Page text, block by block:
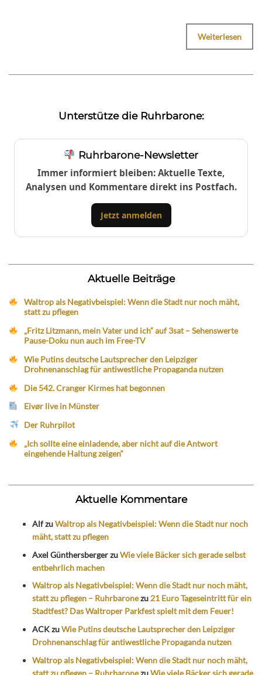
Weiterlesen
Unterstütze die Ruhrbarone:
Ruhrbarone-Newsletter
Immer informiert bleiben: Aktuelle Texte,
Analysen und Kommentare direkt ins Postfach.
Jetzt anmelden
Aktuelle Beiträge
Waltrop als Negativbeispiel: Wenn die Stadt nur noch mäht,
statt zu pflegen
„Fritz Litzmann, mein Vater und ich“ auf 3sat – Sehenswerte
Pause-Doku nun auch im Free-TV
Wie Putins deutsche Lautsprecher den Leipziger
Drohnenanschlag für antiwestliche Propaganda nutzen
Die 542. Cranger Kirmes hat begonnen
Eivør live in Münster
Der Ruhrpilot
„Ich sollte eine einladende, aber nicht auf die Antwort
eingehende Haltung zeigen“
Aktuelle Kommentare
AlfzuWaltrop als Negativbeispiel: Wenn die Stadt nur noch
mäht, statt zu pflegen
Axel GünthersbergerzuWie viele Bäcker sich gerade selbst
entbehrlich machen
Waltrop als Negativbeispiel: Wenn die Stadt nur noch mäht,
statt zu pflegen – Ruhrbaronezu 21 Euro Tageseintritt für ein
Stadtfest? Das Waltroper Parkfest spielt mit dem Feuer!
ACKzuWie Putins deutsche Lautsprecher den Leipziger
Drohnenanschlag für antiwestliche Propaganda nutzen
Waltrop als Negativbeispiel: Wenn die Stadt nur noch mäht,
statt zu pflegen – RuhrbaronezuWie viele Bäcker sich gerade